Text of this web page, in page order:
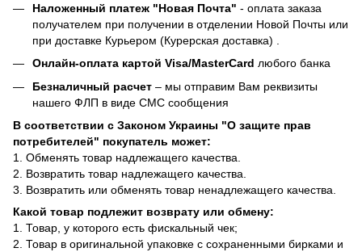
Наложенный платеж "Новая Почта" - оплата заказа
получателем при получении в отделении Новой Почты или
при доставке Курьером (Курерская доставка) .
Онлайн-оплата картой Visa/MasterCard любого банка
Безналичный расчет – мы отправим Вам реквизиты
нашего ФЛП в виде СМС сообщения
В соответствии с Законом Украины "О защите прав
потребителей" покупатель может:
1. Обменять товар надлежащего качества.
2. Возвратить товар надлежащего качества.
3. Возвратить или обменять товар ненадлежащего качества.
Какой товар подлежит возврату или обмену:
1. Товар, у которого есть фискальный чек;
2. Товар в оригинальной упаковке с сохраненными бирками и